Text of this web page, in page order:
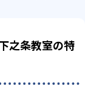
之条教室の特